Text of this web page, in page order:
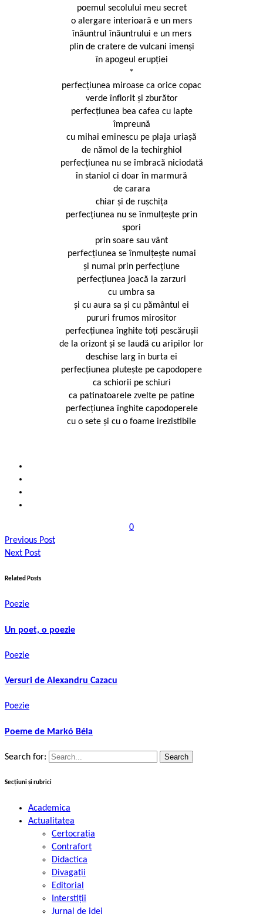
poemul secolului meu secret
o alergare interioară e un mers
înăuntrul înăuntrului e un mers
plin de cratere de vulcani imenși
în apogeul erupţiei
*
perfecţiunea miroase ca orice copac
verde înflorit şi zburător
perfecţiunea bea cafea cu lapte
împreună
cu mihai eminescu pe plaja uriaşă
de nămol de la techirghiol
perfecţiunea nu se îmbracă niciodată
în staniol ci doar în marmură
de carara
chiar şi de ruşchiţa
perfecţiunea nu se înmulţeşte prin
spori
prin soare sau vânt
perfecţiunea se înmulţeşte numai
și numai prin perfecţiune
perfecţiunea joacă la zarzuri
cu umbra sa
şi cu aura sa şi cu pământul ei
pururi frumos mirositor
perfecţiunea înghite toţi pescărușii
de la orizont şi se laudă cu aripilor lor
deschise larg în burta ei
perfecţiunea pluteşte pe capodopere
ca schiorii pe schiuri
ca patinatoarele zvelte pe patine
perfecţiunea înghite capodoperele
cu o sete și cu o foame irezistibile
0
Previous Post
Next Post
Related Posts
Poezie
Un poet, o poezie
Poezie
Versuri de Alexandru Cazacu
Poezie
Poeme de Markó Béla
Search for:
Secțiuni și rubrici
Academica
Actualitatea
Certocrația
Contrafort
Didactica
Divagații
Editorial
Interstiții
Jurnal de idei